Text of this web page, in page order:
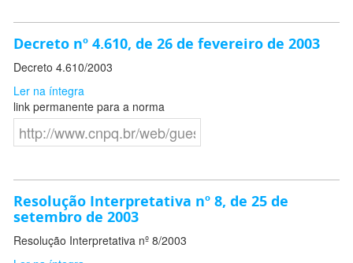
Decreto nº 4.610, de 26 de fevereiro de 2003
Decreto 4.610/2003
Ler na íntegra
link permanente para a norma
Resolução Interpretativa nº 8, de 25 de
setembro de 2003
Resolução Interpretativa nº 8/2003